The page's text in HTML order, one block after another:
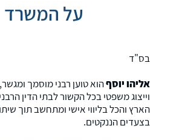
על המשרד
בס"ד
אליהו יוסףהוא טוען רבני מוסמך ומגשר,
וייצוג משפטי בכל הקשור לבתי הדין
הארץ והכל בליווי אישי ומתחשב תוך
בצעדים הננקטים.